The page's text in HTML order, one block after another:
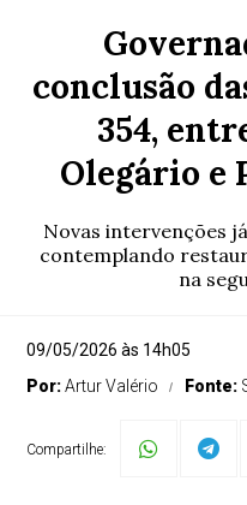
conclusão
354,
Olegário e
Novas intervenções
contemplando
na
09/05/2026 às 14h05
Por:Artur Valério Fonte:
Compartilhe: